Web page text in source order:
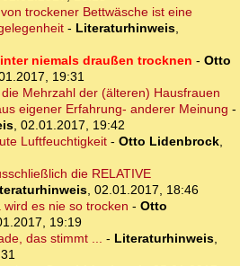
trockener Bettwäsche ist eine
- Literaturhinweis,
niemals draußen trocknen - Otto
19:31
Mehrzahl der (älteren) Hausfrauen
eigener Erfahrung- anderer Meinung -
, 02.01.2017, 19:42
Luftfeuchtigkeit- Otto Lidenbrock,
die RELATIVE
, 02.01.2017, 18:46
wird es nie so trocken - Otto
19:19
das stimmt ... - Literaturhinweis,